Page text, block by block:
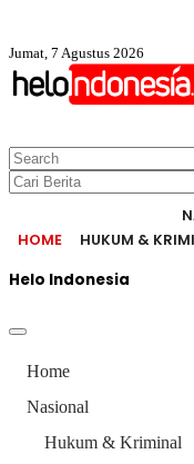
Jumat, 7 Agustus 2026
HOME
HUKUM &
Helo Indonesia
Home
Nasional
Hukum & Kriminal